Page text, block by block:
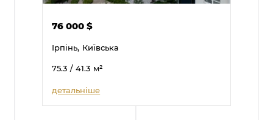
76 000$
Ірпінь, Київська
75.3 / 41.3 м²
детальніше